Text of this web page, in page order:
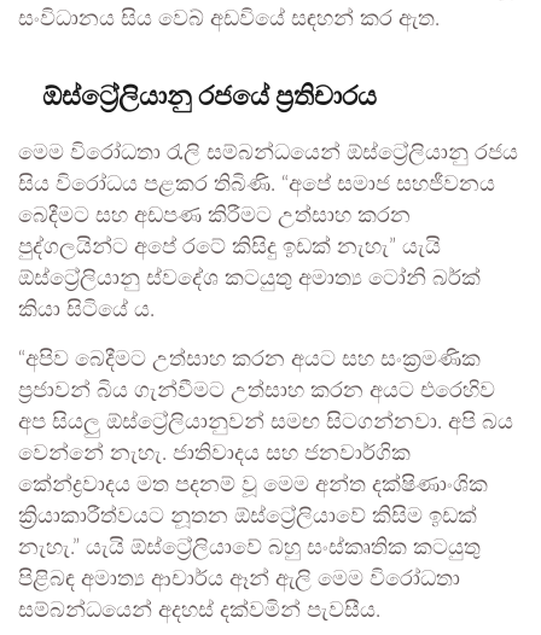
සංවිධානය සිය වෙබ් අඩවියේ සඳහන් කර ඇත.
ඕස්ට්‍රේලියානු රජයේ ප්‍රතිචාරය
මෙම විරෝධතා රැලි සම්බන්ධයෙන් ඕස්ට්‍රේලියානු රජය
සිය විරෝධය පළකර තිබිණි. “අපේ සමාජ සහජීවනය
බෙදීමට සහ අඩපණ කිරීමට උත්සාහ කරන
පුද්ගලයින්ට අපේ රටේ කිසිදු ඉඩක් නැහැ” යැයි
ඕස්ට්‍රේලියානු ස්වදේශ කටයුතු අමාත්‍ය ටෝනි බර්ක්
කියා සිටියේ ය.
“අපිව බෙදීමට උත්සාහ කරන අයට සහ සංක්‍රමණික
ප්‍රජාවන් බිය ගැන්වීමට උත්සාහ කරන අයට එරෙහිව
අප සියලු ඕස්ට්‍රේලියානුවන් සමඟ සිටගන්නවා. අපි බය
වෙන්නේ නැහැ. ජාතිවාදය සහ ජනවාර්ගික
කේන්ද්‍රවාදය මත පදනම් වූ මෙම අන්ත දක්ෂිණාංශික
ක්‍රියාකාරීත්වයට නූතන ඕස්ට්‍රේලියාවේ කිසිම ඉඩක්
නැහැ.” යැයි ඕස්ට්‍රේලියාවේ බහු සංස්කෘතික කටයුතු
පිළිබඳ අමාත්‍ය ආචාර්ය ඈන් ඇලි මෙම විරෝධතා
සම්බන්ධයෙන් අදහස් දක්වමින් පැවසීය.